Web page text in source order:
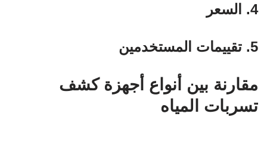
4. السعر
5. تقييمات المستخدمين
مقارنة بين أنواع أجهزة كشف
تسربات المياه